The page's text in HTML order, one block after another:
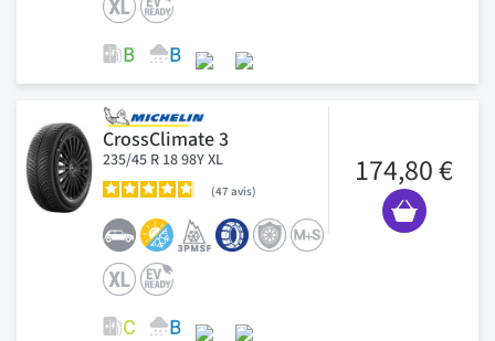
CrossClimate 3
235/45 R 18 98Y XL
47 avis
174,80 €